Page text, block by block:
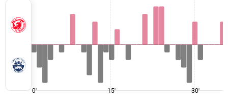
0' 15' 30'